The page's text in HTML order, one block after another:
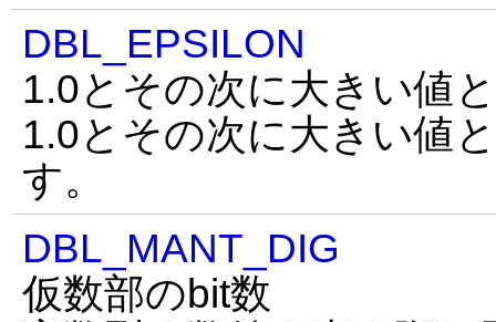
DBL_EPSILON
1.0とその次に大きい値
1.0とその次に大きい値
す。
DBL_MANT_DIG
仮数部のbit数